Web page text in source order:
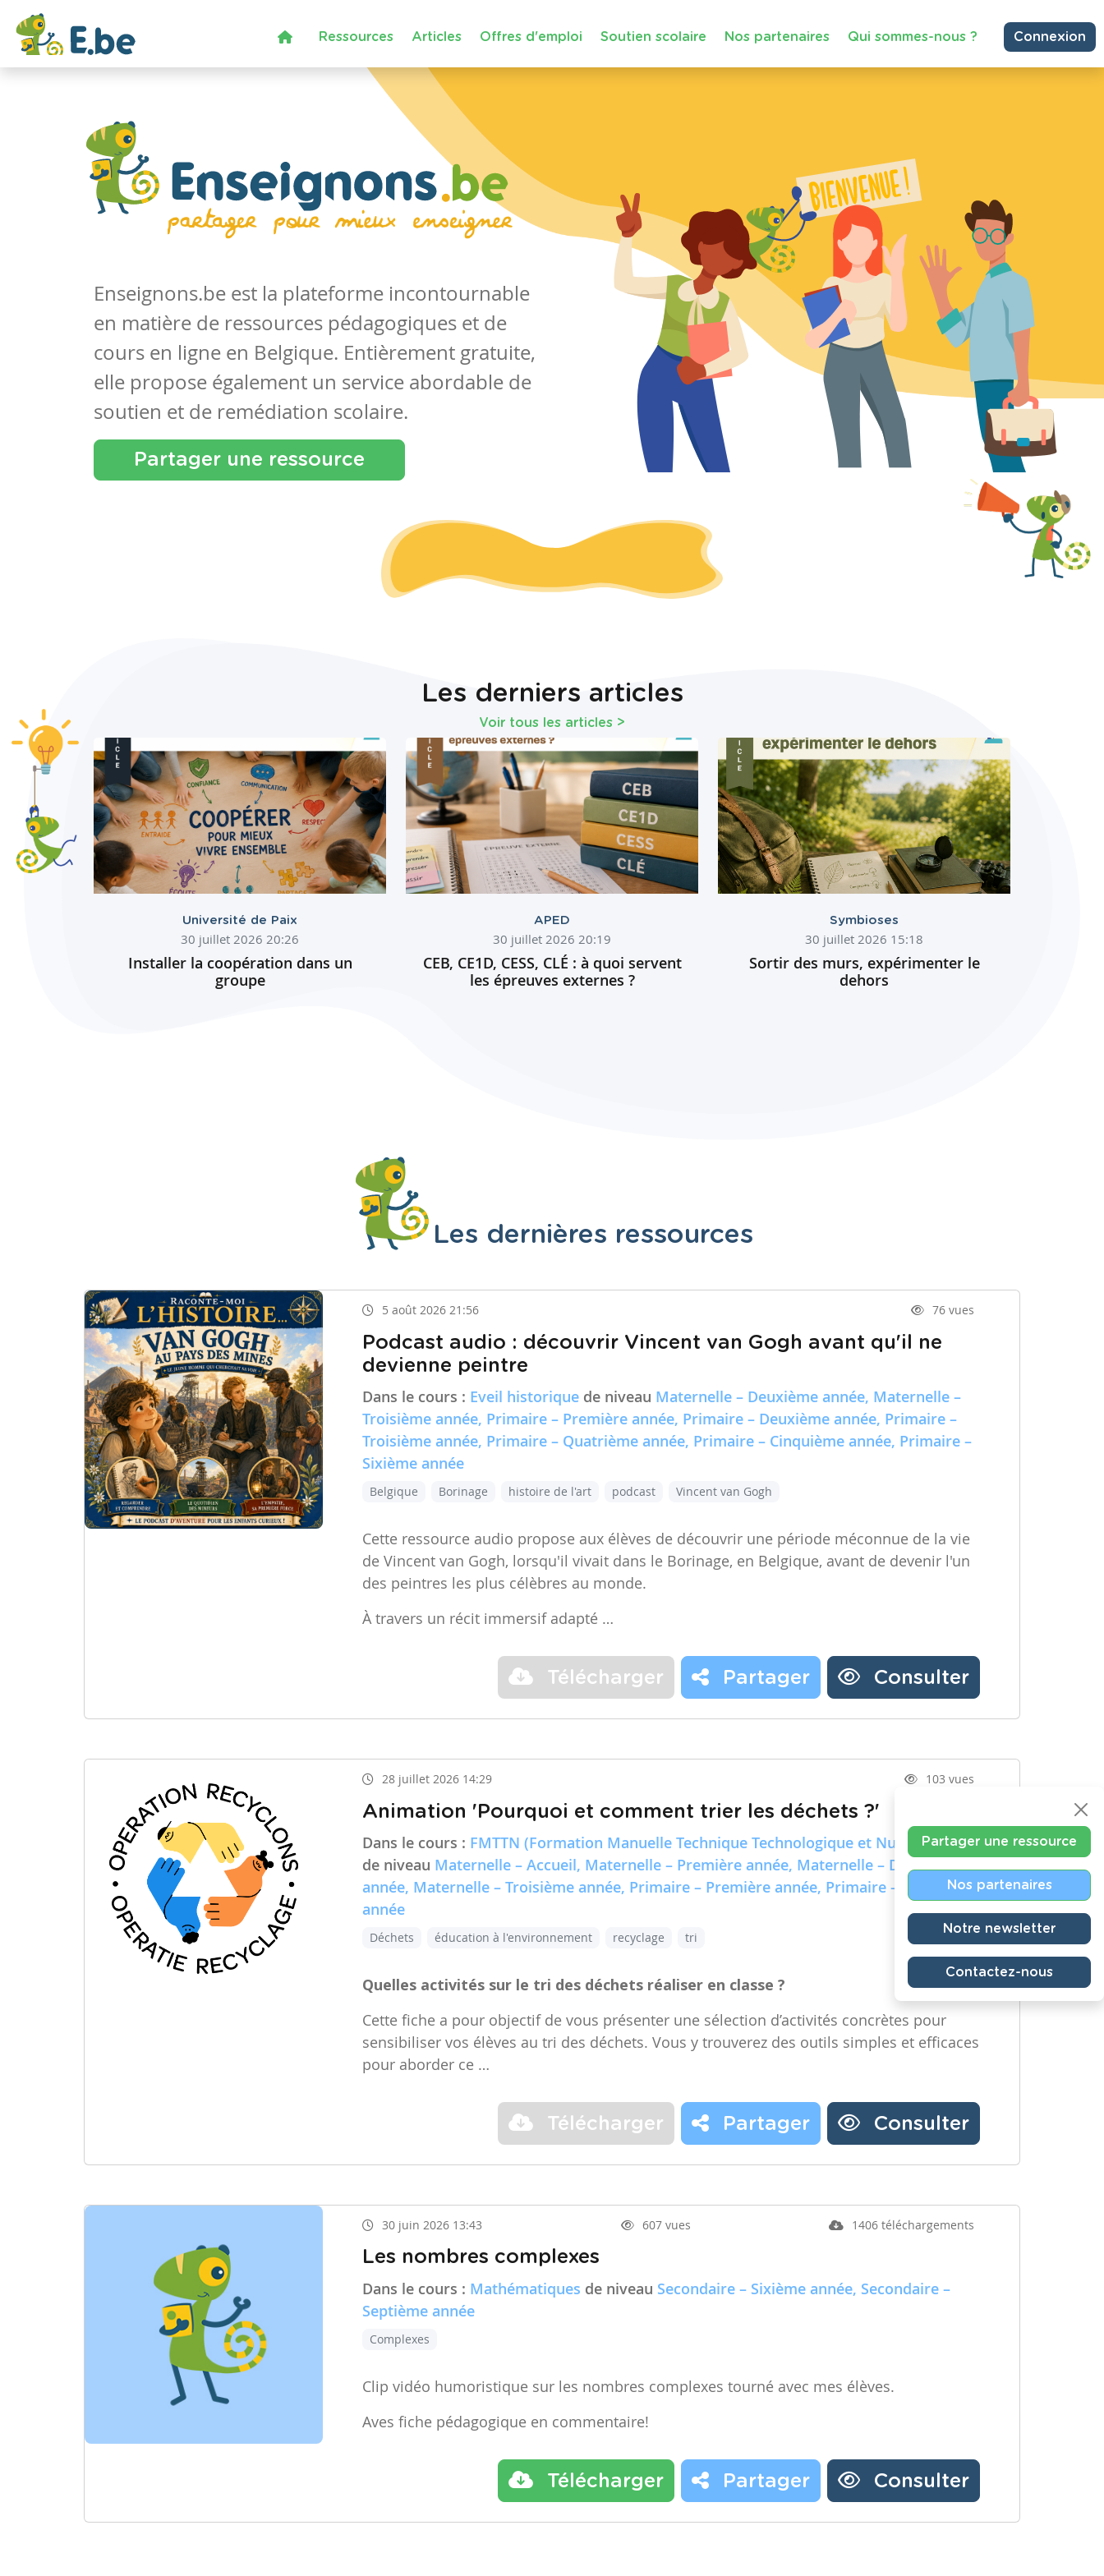
Ressources Articles Offres d'emploi Soutien scolaire Nos partenaires Qui sommes-nous ? Connexion
Enseignons.be est la plateforme incontournable
en matière de ressources pédagogiques et de
cours en ligne en Belgique. Entièrement gratuite,
elle propose également un service abordable de
soutien et de remédiation scolaire.
Partager une ressource
Les derniers articles
Voir tous les articles >
Université de Paix
30 juillet 2026 20:26
Installer la coopération dans un
groupe
APED
30 juillet 2026 20:19
CEB, CE1D, CESS, CLÉ : à quoi servent
les épreuves externes ?
Symbioses
30 juillet 2026 15:18
Sortir des murs, expérimenter le
dehors
Les dernières ressources
5 août 2026 21:56 76 vues
Podcast audio : découvrir Vincent van Gogh avant qu'il ne
devienne peintre
Dans le cours : Eveil historique de niveau Maternelle – Deuxième année, Maternelle –
Troisième année, Primaire – Première année, Primaire – Deuxième année, Primaire –
Troisième année, Primaire – Quatrième année, Primaire – Cinquième année, Primaire –
Sixième année
Belgique Borinage histoire de l'art podcast Vincent van Gogh
Cette ressource audio propose aux élèves de découvrir une période méconnue de la vie
de Vincent van Gogh, lorsqu'il vivait dans le Borinage, en Belgique, avant de devenir l'un
des peintres les plus célèbres au monde.
À travers un récit immersif adapté …
Télécharger Partager Consulter
28 juillet 2026 14:29 103 vues
Animation 'Pourquoi et comment trier les déchets ?'
Dans le cours : FMTTN (Formation Manuelle Technique Technologique et Numérique)
de niveau Maternelle – Accueil, Maternelle – Première année, Maternelle – Deuxième
année, Maternelle – Troisième année, Primaire – Première année, Primaire – Deuxième
année
Déchets éducation à l'environnement recyclage tri
Quelles activités sur le tri des déchets réaliser en classe ?
Cette fiche a pour objectif de vous présenter une sélection d’activités concrètes pour
sensibiliser vos élèves au tri des déchets. Vous y trouverez des outils simples et efficaces
pour aborder ce …
Télécharger Partager Consulter
30 juin 2026 13:43 607 vues 1406 téléchargements
Les nombres complexes
Dans le cours : Mathématiques de niveau Secondaire – Sixième année, Secondaire –
Septième année
Complexes
Clip vidéo humoristique sur les nombres complexes tourné avec mes élèves.
Aves fiche pédagogique en commentaire!
Télécharger Partager Consulter
Partager une ressource
Nos partenaires
Notre newsletter
Contactez-nous